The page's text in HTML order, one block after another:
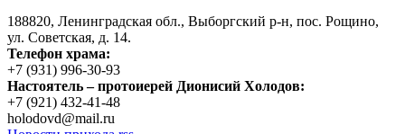
188820, Ленинградская обл., Выборгский р-н, пос. Рощино,
ул. Советская, д. 14.
Телефон храма:
+7 (931) 996-30-93
Настоятель – протоиерей Дионисий Холодов:
+7 (921) 432-41-48
holodovd@mail.ru